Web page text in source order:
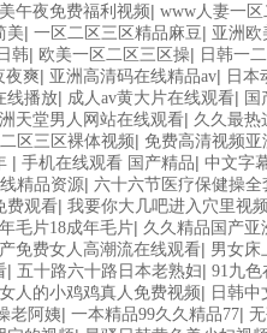
午夜免费福利视频| www人妻一区
美| 一区二区三区精品麻豆| 亚洲欧
韩| 欧美一区二区三区操| 日韩一
夜爽| 亚洲高清码在线精品av| 日本
线播放| 成人av黄大片在线观看|
天堂男人网站在线观看| 久久最热
区三区裸体视频| 免费高清视频亚
| 手机在线观看 国产精品| 中文字
精品资源| 六十六节医疗保健操全
费观看| 我要你大几吧进入穴里视
毛片18成年毛片| 久久精品国产亚
免费女人高潮流在线观看| 男女床
| 五十路六十路日本老熟妇| 91九
女人的小鸡鸡真人免费视频| 日韩
老阿姨| 一本精品99久久精品77|